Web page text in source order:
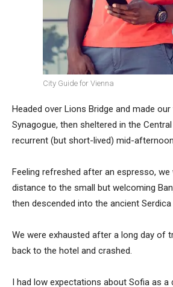
City Guide for Vienna
Headed over Lions Bridge and made
Synagogue, then sheltered in the
recurrent (but short-lived) mid-
Feeling refreshed after an espresso,
distance to the small but welcoming
then descended into the ancient
We were exhausted after a long day of
back to the hotel and crashed.
I had low expectations about Sofia as a